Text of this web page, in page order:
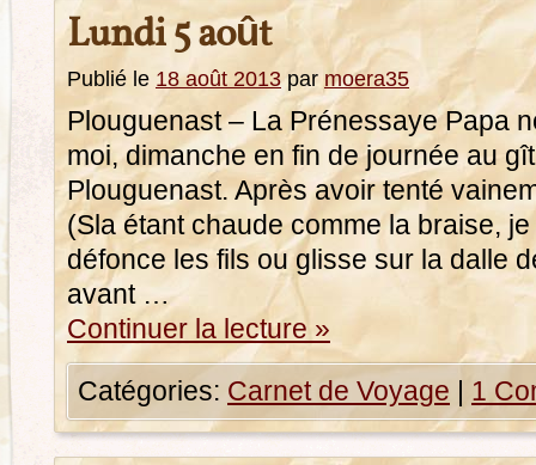
Lundi 5 août
Publié le 18 août 2013 par moera35
Plouguenast – La Prénessaye Papa
moi, dimanche en fin de journée au
Plouguenast. Après avoir tenté
(Sla étant chaude comme la braise,
défonce les fils ou glisse sur la dalle
avant …
Continuer la lecture »
Catégories: Carnet de Voyage | 1